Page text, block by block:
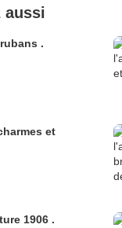
aussi
.
et
1906 .